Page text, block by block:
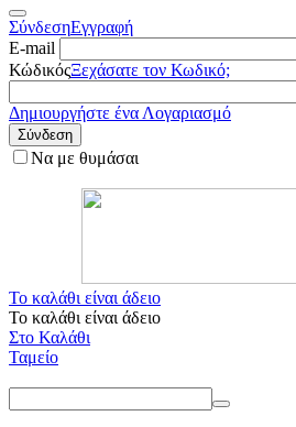
ΣύνδεσηΕγγραφή
E-mail
ΚώδικόςΞεχάσατε τον Κωδικό;
Δημιουργήστε ένα Λογαριασμό
Σύνδεση
Να με θυμάσαι
Το καλάθι είναι άδειο
Το καλάθι είναι άδειο
Στο Καλάθι
Ταμείο